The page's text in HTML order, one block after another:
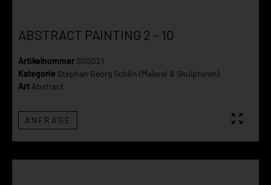
ABSTRACT PAINTING 2 – 10
Artikelnummer SGS021
Kategorie Stephan Georg Schön (Malerei & Skulpturen)
Art Abstract
ANFRAGE